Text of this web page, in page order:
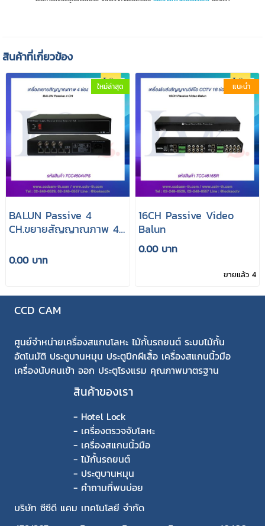
สินค้าที่เกี่ยวข้อง
ใหม่ล่าสุด
BALUN Passive 4
CH.ขยายสัญญาณภาพ 4
0.00 บาท
แนะนำ
16CH Passive Video
Balun
0.00 บาท
ขายแล้ว 4
CCD CAM
ศูนย์จำหน่ายเครื่องสแกนโลหะ ไม้กั้นรถยนต์ ระบบไม้กั้น
อัตโนมัติ ประตูบานหมุน ประตูปีกผีเสื้อ เครื่องสแกนนิ้วมือ
เครื่องนับคนเข้า ออก ประตูโรงแรม คุณภาพมาตรฐาน
สินค้าของเรา
- Hotel Lock
- เครื่องตรวจจับโลหะ
- เครื่องสแกนนิ้วมือ
- ไม้กั้นรถยนต์
- ประตูบานหมุน
- คำถามที่พบบ่อย
บริษัท ซีซีดี แคม เทคโนโลยี จำกัด